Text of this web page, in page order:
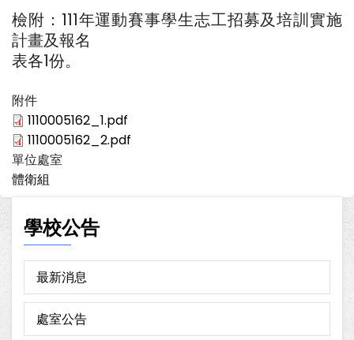
檢附：111年運動賽事學生志工招募及培訓實施
計畫及報名
表各1份。
附件
1110005162_1.pdf
1110005162_2.pdf
單位處室
體衛組
學校公告
最新消息
處室公告